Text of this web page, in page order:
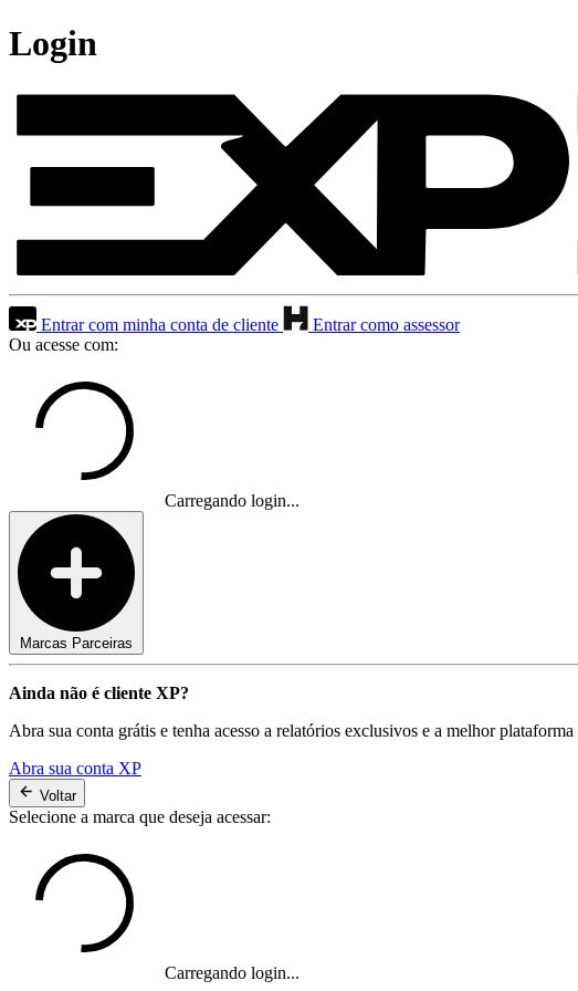
Login
Entrar com minha conta de cliente
Entrar como assessor
Ou acesse com:
Carregando login...
Marcas Parceiras
Ainda não é cliente XP?
Abra sua conta grátis e tenha acesso a relatórios exclusivos e a melhor
Abra sua conta XP
Voltar
Selecione a marca que deseja acessar:
Carregando login...